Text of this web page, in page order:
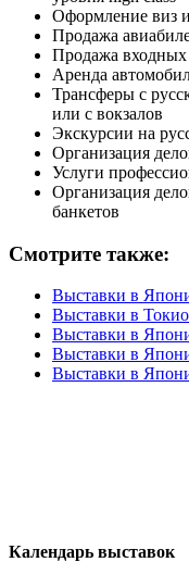
Оформление виз
Продажа
Продажа входных
Аренда
Трансферы с
или с вокзалов
Экскурсии на
Организация
Услуги
Организация
банкетов
Смотрите также:
Выставки в
Выставки в
Выставки в
Выставки в
Выставки в
Календарь выставок